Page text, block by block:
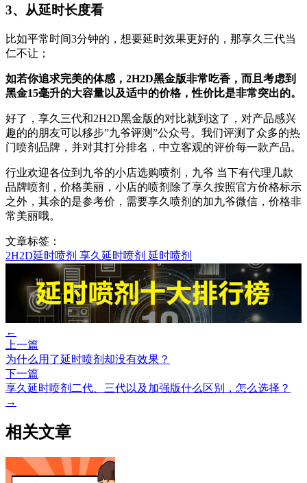
3、从延时长度看
比如平常时间3分钟的，想要延时效果更好的，那享久三代当
仁不让；
如若你追求完美的体感，2H2D黑金版非常吃香，而且考虑到
黑金15毫升的大容量以及适中的价格，性价比是非常突出的。
好了，享久三代和2H2D黑金版的对比就到这了，对产品感兴
趣的的朋友可以移步”九爷评测”公众号。我们评测了众多的热
门喷剂品牌，并对其打分排名，中立客观的评价每一款产品。
行业欢迎各位到九爷的小店选购喷剂，九爷 当下有代理几款
品牌喷剂，价格美丽，小店的喷剂除了享久按照官方价格标示
之外，其余的是参考价，需要享久喷剂的加九爷微信，价格非
常美丽哦。
文章标签：
2H2D延时喷剂 享久延时喷剂 延时喷剂
←
上一篇
为什么用了延时喷剂却没有效果？
下一篇
享久延时喷剂二代、三代以及加强版什么区别，怎么选择？
→
相关文章